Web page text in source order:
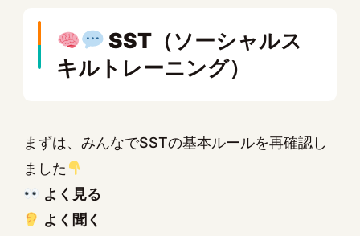
SST（ソーシャルス
キルトレーニング）
まずは、みんなでSSTの基本ルールを再確認し
ました
よく見る
よく聞く